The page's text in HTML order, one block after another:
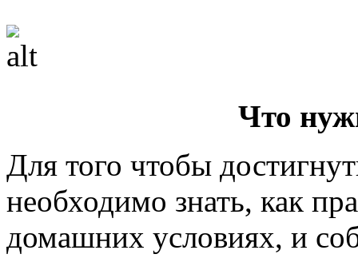
Что
Для того чтобы
необходимо знать, как
домашних условиях, и